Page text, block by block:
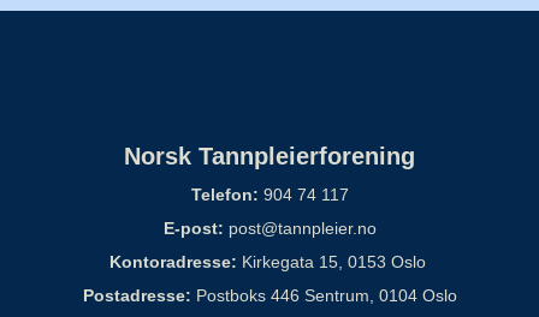
Norsk Tannpleierforening
Telefon: 904 74 117
E-post: post@tannpleier.no
Kontoradresse: Kirkegata 15, 0153 Oslo
Postadresse: Postboks 446 Sentrum, 0104 Oslo